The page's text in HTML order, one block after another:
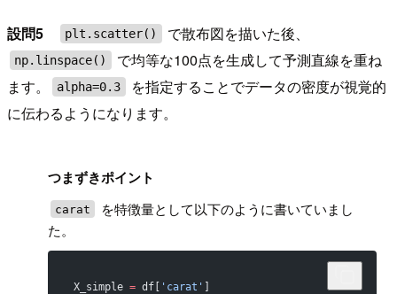
設問5 plt.scatter() で散布図を描いた後、
np.linspace()
で均等な100点を生成して予測直線を重ね
ます。
alpha=0.3
を指定することでデータの密度が視覚的
に伝わるようになります。
つまずきポイント
carat
を特徴量として以下のように書いていまし
た。
X_simple = df[ 'carat' ]